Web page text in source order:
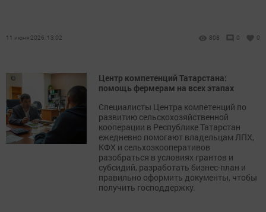
11 июня 2026, 13:02 808 0 0
Центр компетенций Татарстана:
помощь фермерам на всех этапах
Специалисты Центра компетенций по
развитию сельскохозяйственной
кооперации в Республике Татарстан
ежедневно помогают владельцам ЛПХ,
КФХ и сельхозкооперативов
разобраться в условиях грантов и
субсидий, разработать бизнес-план и
правильно оформить документы, чтобы
получить господдержку.